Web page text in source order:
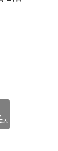
大